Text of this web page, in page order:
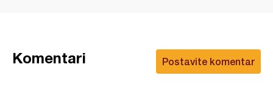
Postavite komentar
Komentari